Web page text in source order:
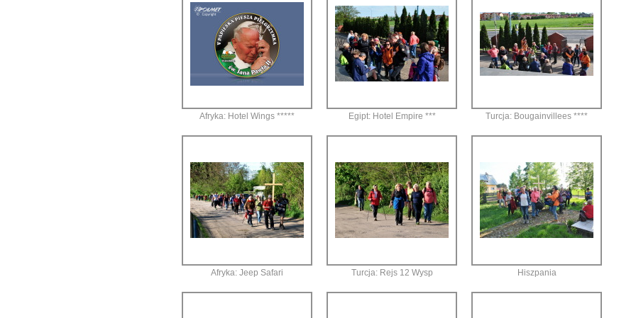
Afryka: Hotel Wings ***** Egipt: Hotel Empire *** Turcja: Bougainvillees ****
Afryka: Jeep Safari Turcja: Rejs 12 Wysp Hiszpania